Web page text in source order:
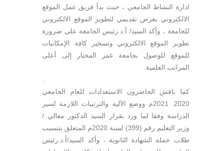
ادارة النشاط الجامعي ، حيث بدأ فريق عمل الموقع
الالكتروني بعرض تقديمي لتطوير الموقع الالكتروني
للجامعة ، وأكد السيد/ أ.د.رئيس الجامعة على ضرورة
تطوير الموقع الالكتروني وتسخير كافة الإمكانيات
للموقع للوصول بجامعة عمر المختار إلى أعلى
المراتب العلمية.
كما ناقش الحاضرون الاستعدادات للعام الجامعي
2020. 2021م ووضع الآلية والترتيبات اللازمة لسير
الدراسة وفقا لما ورد بقرار السيد الدكتور معالي /
وزير التعليم رقم (399) لسنة 2020م المتعلق بتنسيب
طلاب حملة الشهادة الثانوية ، وأكد السيد/أ.د.رئيس